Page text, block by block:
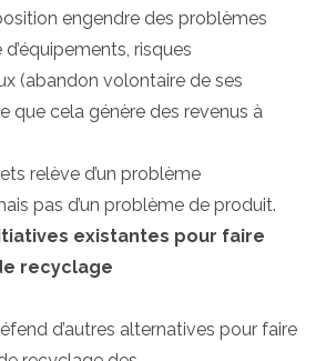
engendre des problèmes
risques
(abandon volontaire de ses
que cela génère des revenus à
relève d’un problème
pas d’un problème de produit.
existantes pour faire
recyclage
d’autres alternatives pour faire